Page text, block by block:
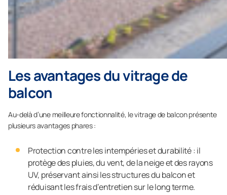
Les avantages du vitrage de
balcon
Au-delà d’une meilleure fonctionnalité, le vitrage de balcon présente
plusieurs avantages phares :
Protection contre les intempéries et durabilité : il
protège des pluies, du vent, de la neige et des rayons
UV, préservant ainsi les structures du balcon et
réduisant les frais d’entretien sur le long terme.